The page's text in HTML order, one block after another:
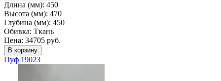
Длина (мм): 450
Высота (мм): 470
Глубина (мм): 450
Обивка: Ткань
Цена: 34705 руб.
Пуф 19023